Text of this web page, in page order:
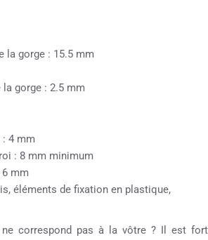
la gorge : 15.5 mm
la gorge : 2.5 mm
4 mm
: 8 mm minimum
mm
éléments de fixation en plastique,
ne correspond pas à la vôtre ? Il est fort